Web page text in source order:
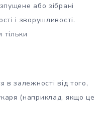
або зібрані
і зворушливості.
в залежності від того,
(наприклад, якщо це